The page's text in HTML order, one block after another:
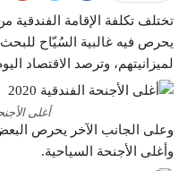
تختلف تكلفة الإقامة
يحرص فيه غالبية السُيّاح
لميزانيتهم، وترصد الاقتصاد اليوم
أغلى الأجنحة
وعلى الجانب الآخر يحرص
وأغلى الأجنحة السياحية.